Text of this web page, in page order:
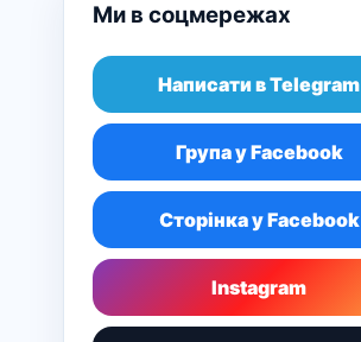
Ми в соцмережах
Написати в Telegram
Група у Facebook
Сторінка у Facebook
Instagram